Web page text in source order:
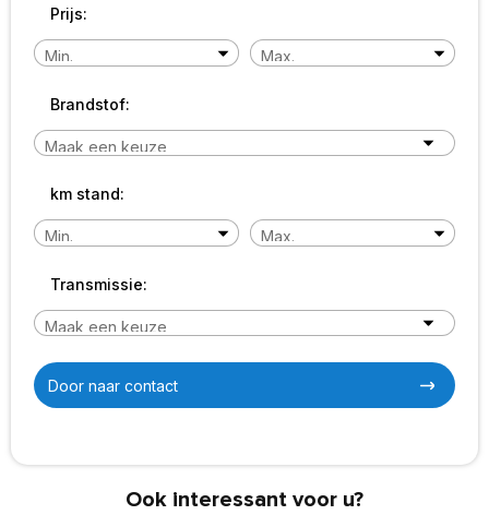
Prijs:
Brandstof:
km stand:
Transmissie:
Door naar contact
Ook interessant voor u?